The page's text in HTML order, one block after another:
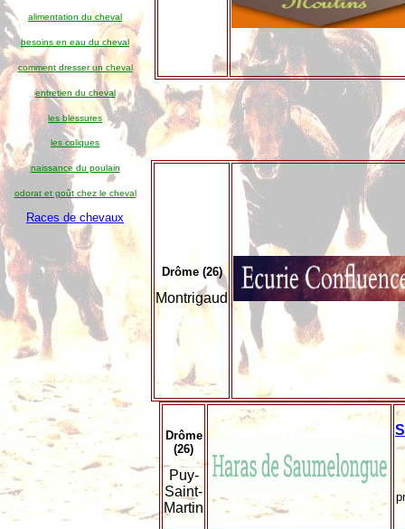
alimentation du cheval
besoins en eau du cheval
comment dresser un cheval
entretien du cheval
les blessures
les coliques
naissance du poulain
odorat et goût chez le cheval
Races de chevaux
Drôme (26)
Montrigaud
Drôme
(26)
Puy-
Saint-
Martin